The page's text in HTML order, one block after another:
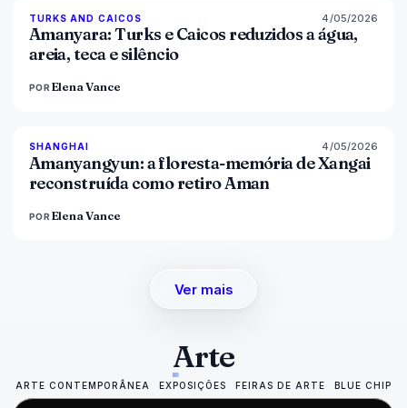
% 60
TURKS AND CAICOS 4/05/2026
Amanyara: Turks e Caicos reduzidos a água,
areia, teca e silêncio
POR Elena Vance
% 78
SHANGHAI 4/05/2026
Amanyangyun: a floresta-memória de Xangai
reconstruída como retiro Aman
POR Elena Vance
Ver mais
Arte
ARTE CONTEMPORÂNEA EXPOSIÇÕES FEIRAS DE ARTE BLUE CHIP